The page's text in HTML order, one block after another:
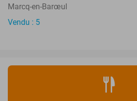
Marcq-en-Barœul
Vendu : 5